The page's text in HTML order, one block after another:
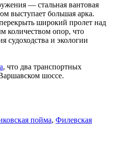
— стальная вантовая
выступает большая арка.
широкий пролет над
количеством опор, что
судоходства и экологии
, что два транспортных
шоссе.
пойма, Филевская